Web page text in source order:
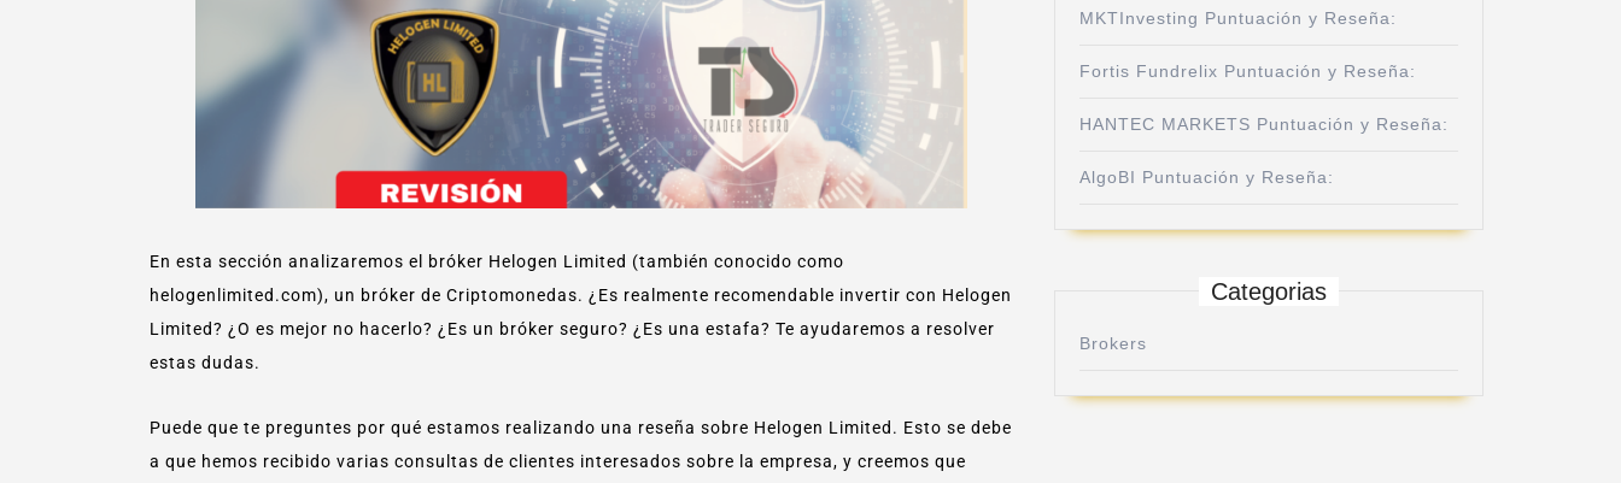
En esta sección analizaremos el bróker Helogen Limited (también conocido como
helogenlimited.com), un bróker de Criptomonedas. ¿Es realmente recomendable invertir con Helogen
Limited? ¿O es mejor no hacerlo? ¿Es un bróker seguro? ¿Es una estafa? Te ayudaremos a resolver
estas dudas.
Puede que te preguntes por qué estamos realizando una reseña sobre Helogen Limited. Esto se debe
a que hemos recibido varias consultas de clientes interesados sobre la empresa, y creemos que
MKTInvesting Puntuación y Reseña:
Fortis Fundrelix Puntuación y Reseña:
HANTEC MARKETS Puntuación y Reseña:
AlgoBI Puntuación y Reseña:
Categorias
Brokers